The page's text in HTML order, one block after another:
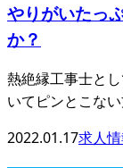
やりがいたっ
か？
熱絶縁工事士と
いてピンとこな
2022.01.17求人